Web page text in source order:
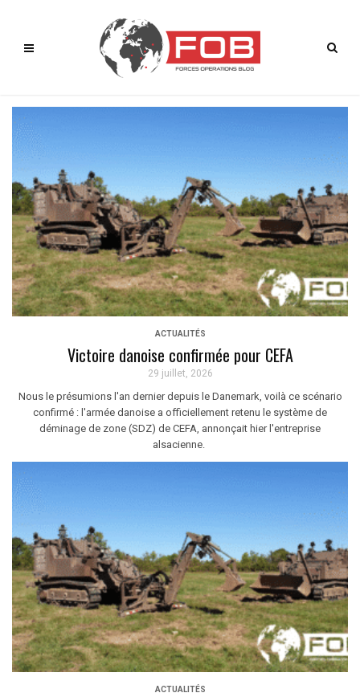
ACTUALITÉS
Victoire danoise confirmée pour CEFA
29 juillet, 2026
Nous le présumions l'an dernier depuis le Danemark, voilà ce scénario
confirmé : l'armée danoise a officiellement retenu le système de
déminage de zone (SDZ) de CEFA, annonçait hier l'entreprise
alsacienne.
ACTUALITÉS